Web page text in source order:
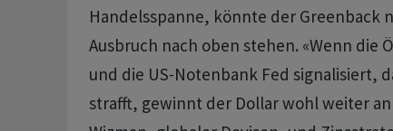
Handelsspanne, könnte der Greenback
Ausbruch nach oben stehen. «Wenn ⁠die
und die US-Notenbank Fed signalisiert,
strafft, gewinnt der Dollar wohl weiter